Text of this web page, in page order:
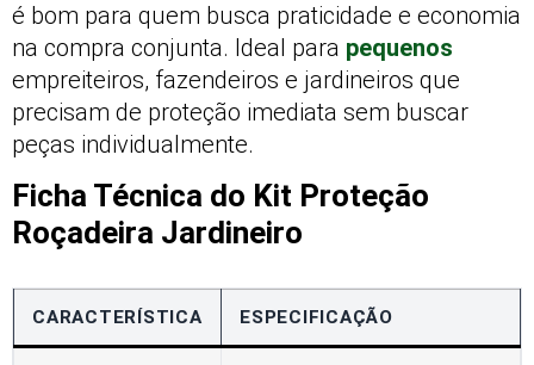
é bom para quem busca praticidade e economia
na compra conjunta. Ideal para pequenos
empreiteiros, fazendeiros e jardineiros que
precisam de proteção imediata sem buscar
peças individualmente.
Ficha Técnica do Kit Proteção
Roçadeira Jardineiro
CARACTERÍSTICA ESPECIFICAÇÃO